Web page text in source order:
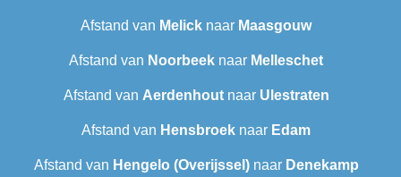
Afstand van Melick naar Maasgouw
Afstand van Noorbeek naar Melleschet
Afstand van Aerdenhoutnaar Ulestraten
Afstand van Hensbroek naar Edam
Afstand van Hengelo (Overijssel)naar Denekamp